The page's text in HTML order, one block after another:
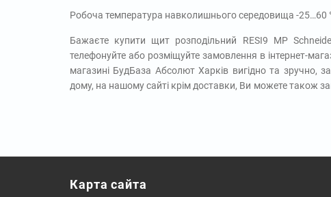
Робоча температура навколишнього середовища -25…60
Бажаєте купити щит розподільний RESI9 MP
телефонуйте або розміщуйте замовлення в інтернет-
магазині БудБаза Абсолют Харків вигідно та зручно,
дому, на нашому сайті крім доставки, Ви можете також
Карта сайта